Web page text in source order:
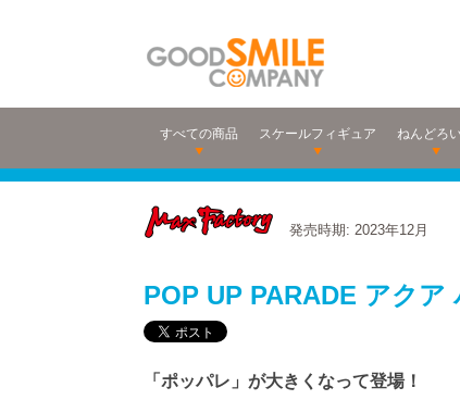
すべての商品 スケールフィギュア ねんどろ
発売時期: 2023年12月
POP UP PARADE アクア
「ポッパレ」が大きくなって登場！